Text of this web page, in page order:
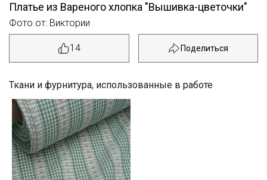
Платье из Вареного хлопка "Вышивка-цветочки"
Фото от: Виктории
14
Ткани и фурнитура, использованные в работе